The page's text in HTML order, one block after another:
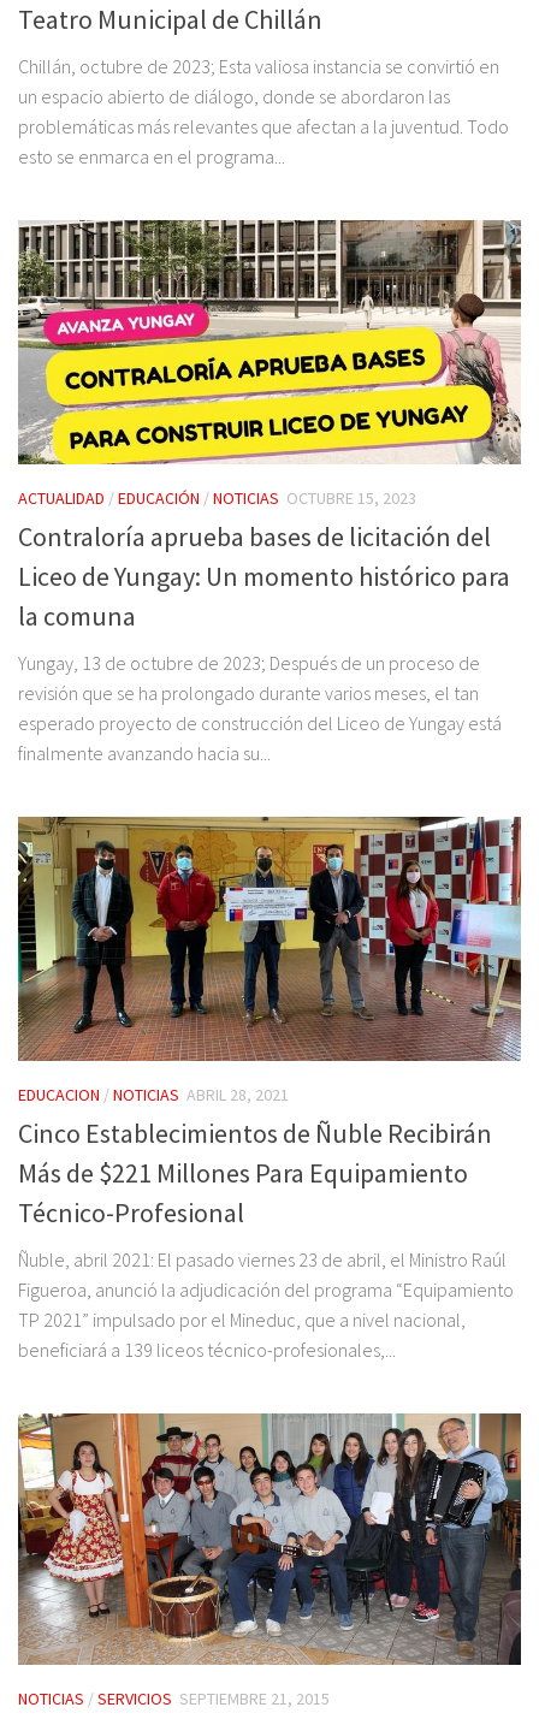
Teatro Municipal de Chillán
Chillán, octubre de 2023; Esta valiosa instancia se convirtió en
un espacio abierto de diálogo, donde se abordaron las
problemáticas más relevantes que afectan a la juventud. Todo
esto se enmarca en el programa...
ACTUALIDAD /EDUCACIÓN /NOTICIAS OCTUBRE 15, 2023
Contraloría aprueba bases de licitación del
Liceo de Yungay: Un momento histórico para
la comuna
Yungay, 13 de octubre de 2023; Después de un proceso de
revisión que se ha prolongado durante varios meses, el tan
esperado proyecto de construcción del Liceo de Yungay está
finalmente avanzando hacia su...
EDUCACION /NOTICIAS ABRIL 28, 2021
Cinco Establecimientos de Ñuble Recibirán
Más de $221 Millones Para Equipamiento
Técnico-Profesional
Ñuble, abril 2021: El pasado viernes 23 de abril, el Ministro Raúl
Figueroa, anunció la adjudicación del programa “Equipamiento
TP 2021” impulsado por el Mineduc, que a nivel nacional,
beneficiará a 139 liceos técnico-profesionales,...
NOTICIAS /SERVICIOS SEPTIEMBRE 21, 2015